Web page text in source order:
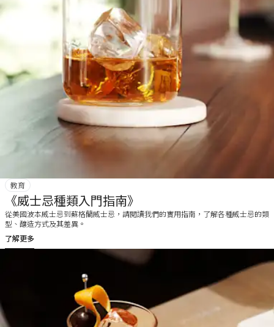
教育
《威士忌種類入門指南》
從美國波本威士忌到蘇格蘭威士忌，請閱讀我們的實用指南，了解各種威士忌的類
型、釀造方式及其差異。
了解更多